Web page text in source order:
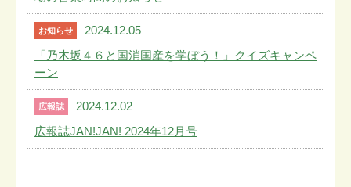
お知らせ
2024.12.05
「乃木坂４６と国消国産を学ぼう！」クイズキャンペ
ーン
広報誌
2024.12.02
広報誌JAN!JAN! 2024年12月号